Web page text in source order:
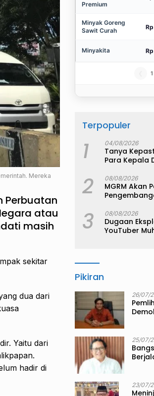
Mereka
Perbuatan
atau
masih
sekitar
dua dari
Yaitu dari
hadir di
Premium
Minyak Goreng
Sawit Curah
Minyakita
Terpopuler
1 04/08/2026
Tanya
Para Kepala
2 08/08/2026
MGRM Akan
3 08/08/2026
Dugaan
YouTuber
Pikiran
26/07/
25/07/
23/07/